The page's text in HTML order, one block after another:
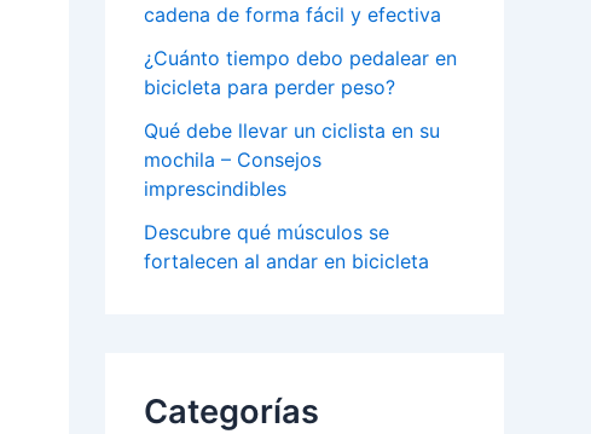
cadena de forma fácil y efectiva
¿Cuánto tiempo debo pedalear en
bicicleta para perder peso?
Qué debe llevar un ciclista en su
mochila – Consejos
imprescindibles
Descubre qué músculos se
fortalecen al andar en bicicleta
Categorías